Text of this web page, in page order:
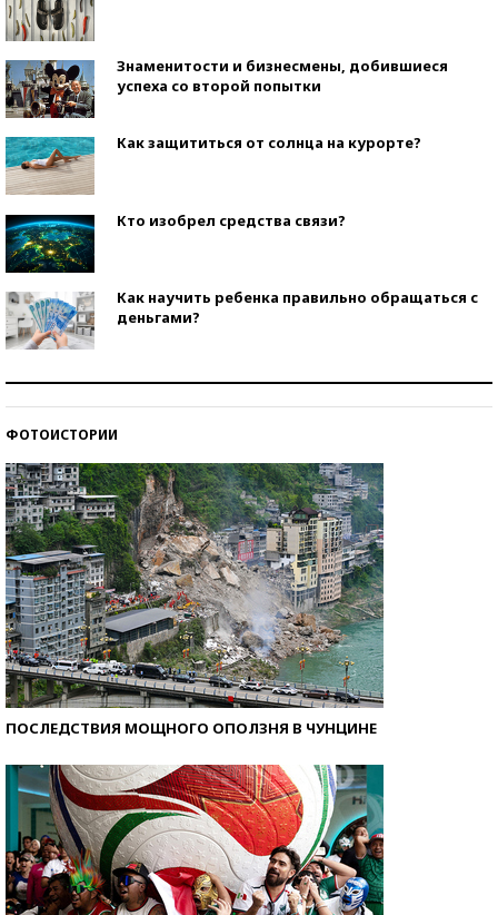
Знаменитости и бизнесмены, добившиеся
успеха со второй попытки
Как защититься от солнца на курорте?
Кто изобрел средства связи?
Как научить ребенка правильно обращаться с
деньгами?
ФОТОИСТОРИИ
ПОСЛЕДСТВИЯ МОЩНОГО ОПОЛЗНЯ В ЧУНЦИНЕ